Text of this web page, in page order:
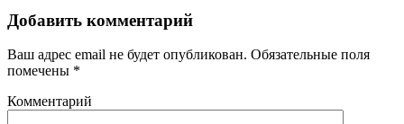
Добавить комментарий
Ваш адрес email не будет опубликован. Обязательные поля
помечены *
Комментарий